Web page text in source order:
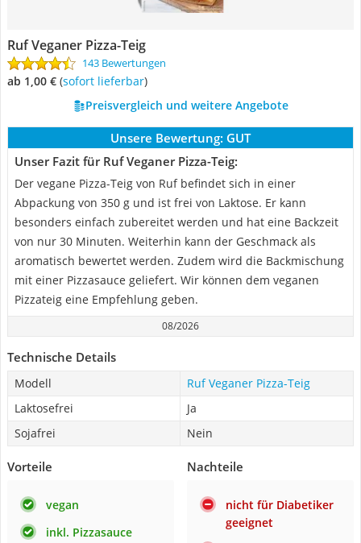
Ruf Veganer Pizza-Teig
143 Bewertungen
ab 1,00 € ( Sofort lieferbar)
Preisvergleich und weitere Angebote
Unsere Bewertung: GUT
Unser Fazit für Ruf Veganer Pizza-Teig:
Der vegane Pizza-Teig von Ruf befindet sich in einer
Abpackung von 350 g und ist frei von Laktose. Er kann
besonders einfach zubereitet werden und hat eine Backzeit
von nur 30 Minuten. Weiterhin kann der Geschmack als
aromatisch bewertet werden. Zudem wird die Backmischung
mit einer Pizzasauce geliefert. Wir können dem veganen
Pizzateig eine Empfehlung geben.
08/2026
Technische Details
Modell
Ruf Veganer Pizza-Teig
Laktosefrei
Ja
Sojafrei
Nein
Vorteile
vegan
inkl. Pizzasauce
Nachteile
nicht für Diabetiker
geeignet